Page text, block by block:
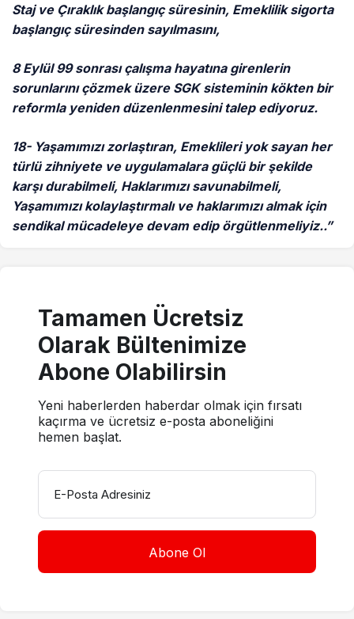
Staj ve Çıraklık başlangıç süresinin, Emeklilik sigorta
başlangıç süresinden sayılmasını,
8 Eylül 99 sonrası çalışma hayatına girenlerin
sorunlarını çözmek üzere SGK sisteminin kökten bir
reformla yeniden düzenlenmesini talep ediyoruz.
18- Yaşamımızı zorlaştıran, Emeklileri yok sayan her
türlü zihniyete ve uygulamalara güçlü bir şekilde
karşı durabilmeli, Haklarımızı savunabilmeli,
Yaşamımızı kolaylaştırmalı ve haklarımızı almak için
sendikal mücadeleye devam edip örgütlenmeliyiz..”
Tamamen Ücretsiz
Olarak Bültenimize
Abone Olabilirsin
Yeni haberlerden haberdar olmak için fırsatı
kaçırma ve ücretsiz e-posta aboneliğini
hemen başlat.
E-Posta Adresiniz